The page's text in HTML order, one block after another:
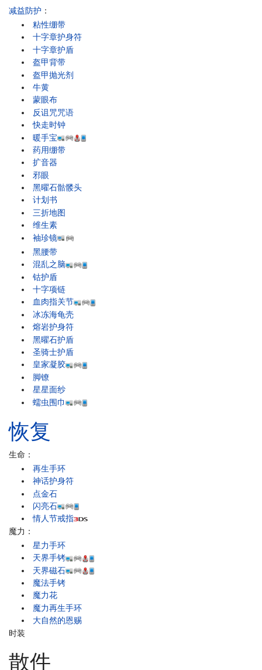
减益防护 ：
粘性绷带
十字章护身符
十字章护盾
盔甲背带
盔甲抛光剂
牛黄
蒙眼布
反诅咒咒语
快走时钟
暖手宝
药用绷带
扩音器
邪眼
黑曜石骷髅头
计划书
三折地图
维生素
袖珍镜
黑腰带
混乱之脑
钴护盾
十字项链
血肉指关节
冰冻海龟壳
熔岩护身符
黑曜石护盾
圣骑士护盾
皇家凝胶
脚镣
星星面纱
蠕虫围巾
恢复
生命：
再生手环
神话护身符
点金石
闪亮石
情人节戒指
魔力：
星力手环
天界手铐
天界磁石
魔法手铐
魔力花
魔力再生手环
大自然的恩赐
时装
散件